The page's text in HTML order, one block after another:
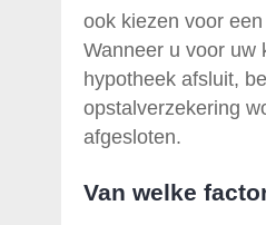
ook kiezen voor
Wanneer u voor uw
hypotheek afsluit,
opstalverzekering
afgesloten.
Van welke